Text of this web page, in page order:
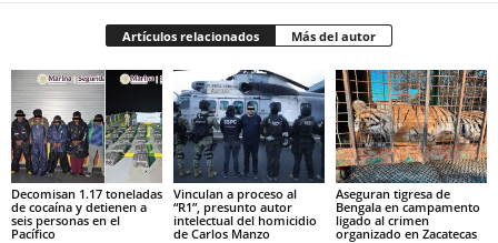
Artículos relacionados Más del autor
Decomisan 1.17 toneladas
de cocaína y detienen a
seis personas en el
Pacífico
Vinculan a proceso al
“R1”, presunto autor
intelectual del homicidio
de Carlos Manzo
Aseguran tigresa de
Bengala en campamento
ligado al crimen
organizado en Zacatecas